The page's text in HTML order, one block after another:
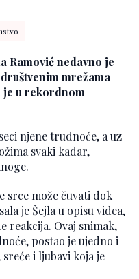
Ramović nedavno je
mrežama
je u rekordnom
njene trudnoće, a uz
svaki kadar,
srce može čuvati dok
je Šejla u opisu videa,
reakcija. Ovaj snimak,
postao je ujedno i
i ljubavi koja je